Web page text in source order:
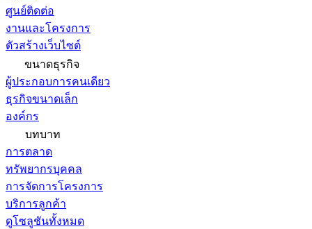
ศูนย์ติดต่อ
งานและโครงการ
ตัวสร้างเว็บไซต์
ขนาดธุรกิจ
ผู้ประกอบการคนเดียว
ธุรกิจขนาดเล็ก
องค์กร
บทบาท
การตลาด
ทรัพยากรบุคคล
การจัดการโครงการ
บริการลูกค้า
ดูโซลูชันทั้งหมด